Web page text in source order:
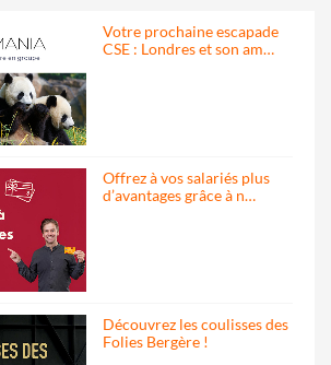
Votre prochaine escapade
CSE : Londres et son am…
Offrez à vos salariés plus
d’avantages grâce à n…
Découvrez les coulisses des
Folies Bergère !